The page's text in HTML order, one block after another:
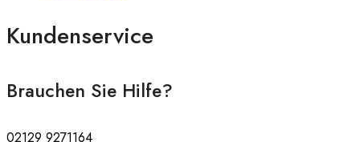
Kundenservice
Brauchen Sie Hilfe?
02129 9271164